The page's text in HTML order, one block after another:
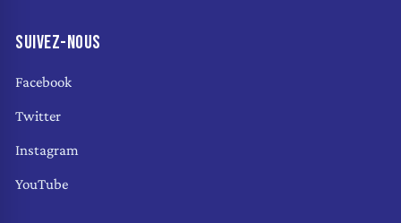
SUIVEZ-NOUS
Facebook
Twitter
Instagram
YouTube